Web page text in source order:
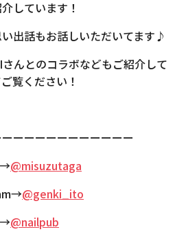
しています！
出話もお話しいただいてます♪
んとのコラボなどもご紹介して
覧ください！
ーーーーーーーーーーー
@misuzutaga
@genki_ito
@nailpub